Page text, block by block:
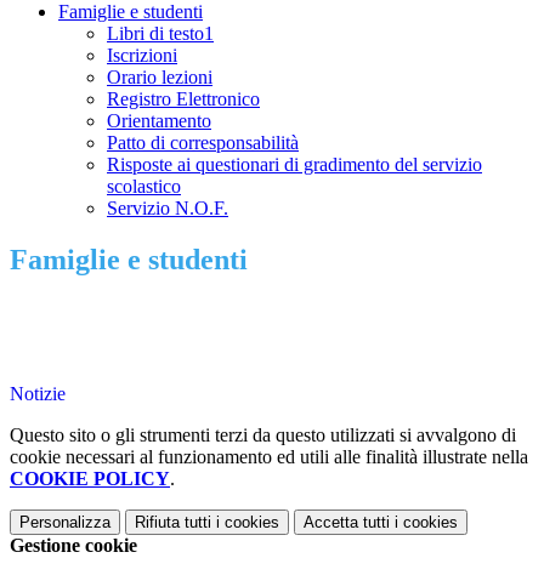
Famiglie e studenti
Libri di testo1
Iscrizioni
Orario lezioni
Registro Elettronico
Orientamento
Patto di corresponsabilità
Risposte ai questionari di gradimento del servizio
scolastico
Servizio N.O.F.
Famiglie e studenti
Notizie
Questo sito o gli strumenti terzi da questo utilizzati si avvalgono di
cookie necessari al funzionamento ed utili alle finalità illustrate nella
COOKIE POLICY.
Personalizza Rifiuta tutti i cookies Accetta tutti i cookies
Gestione cookie